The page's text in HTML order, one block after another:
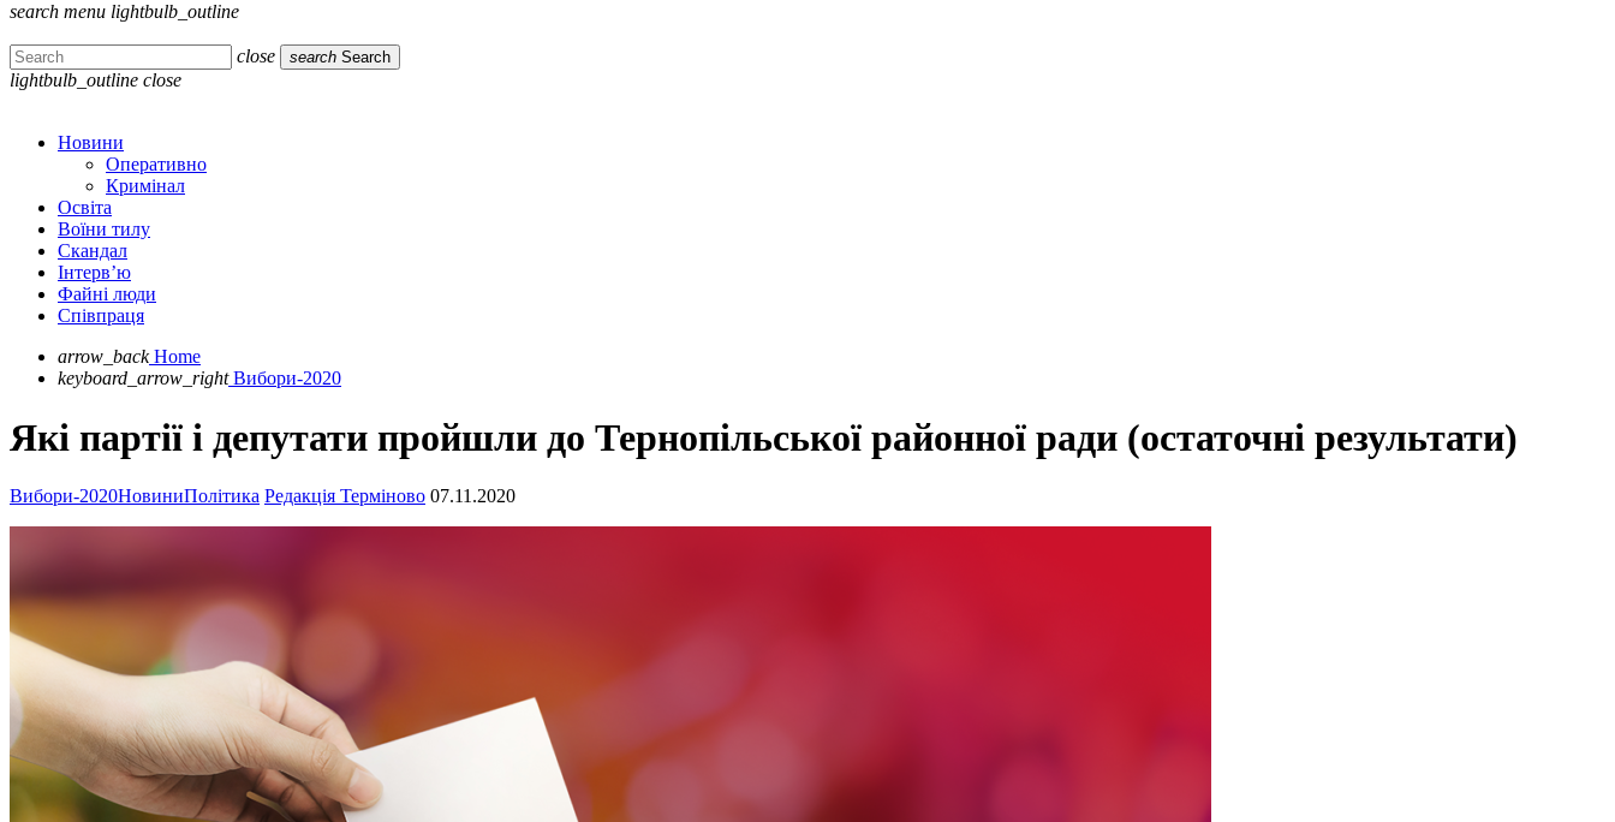
search menu lightbulb_outline
close search Search
lightbulb_outline close
Новини
Оперативно
Кримінал
Освіта
Воїни тилу
Скандал
Інтерв’ю
Файні люди
Співпраця
arrow_back Home
keyboard_arrow_right Вибори-2020
Які партії і депутати пройшли до Тернопільської районної ради (остаточні результати)
Вибори-2020НовиниПолітика Редакція Терміново 07.11.2020